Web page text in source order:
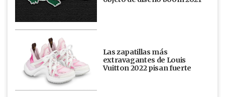
Las zapatillas más
extravagantes de Louis
Vuitton 2022 pisan fuerte